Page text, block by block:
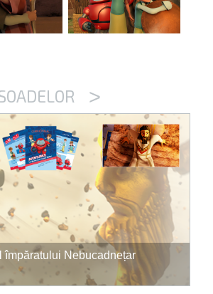
>
împăratului Nebucadnețar